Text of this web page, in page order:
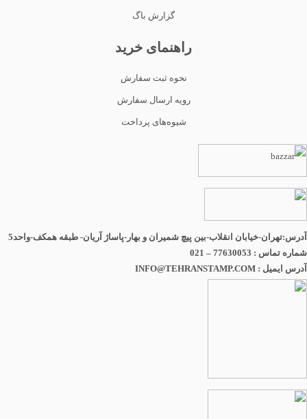
گزارش باگ
راهنمای خرید
نحوه ثبت سفارش
رویه ارسال سفارش
شیوه‌های پرداخت
آدرس:تهران-خیابان انقلاب-بین پیچ شمیران و بهار-پاساژ آریان- طبقه همکف-واحد5
شماره تماس : 77630053 – 021
آدرس ایمیل : INFO@TEHRANSTAMP.COM